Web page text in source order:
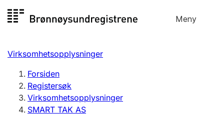
til
Meny
Registersøk
Aksjeselskap
Enkeltpersonforetak
Registrere, endre, slette
Virksomhetsopplysninger
Forsiden
Registersøk
Virksomhetsopplysninger
SMART TAK AS